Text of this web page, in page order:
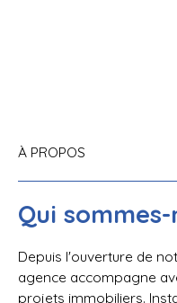
À PROPOS
Qui
Depuis l'ouverture de
agence accompagne
projets immobiliers.